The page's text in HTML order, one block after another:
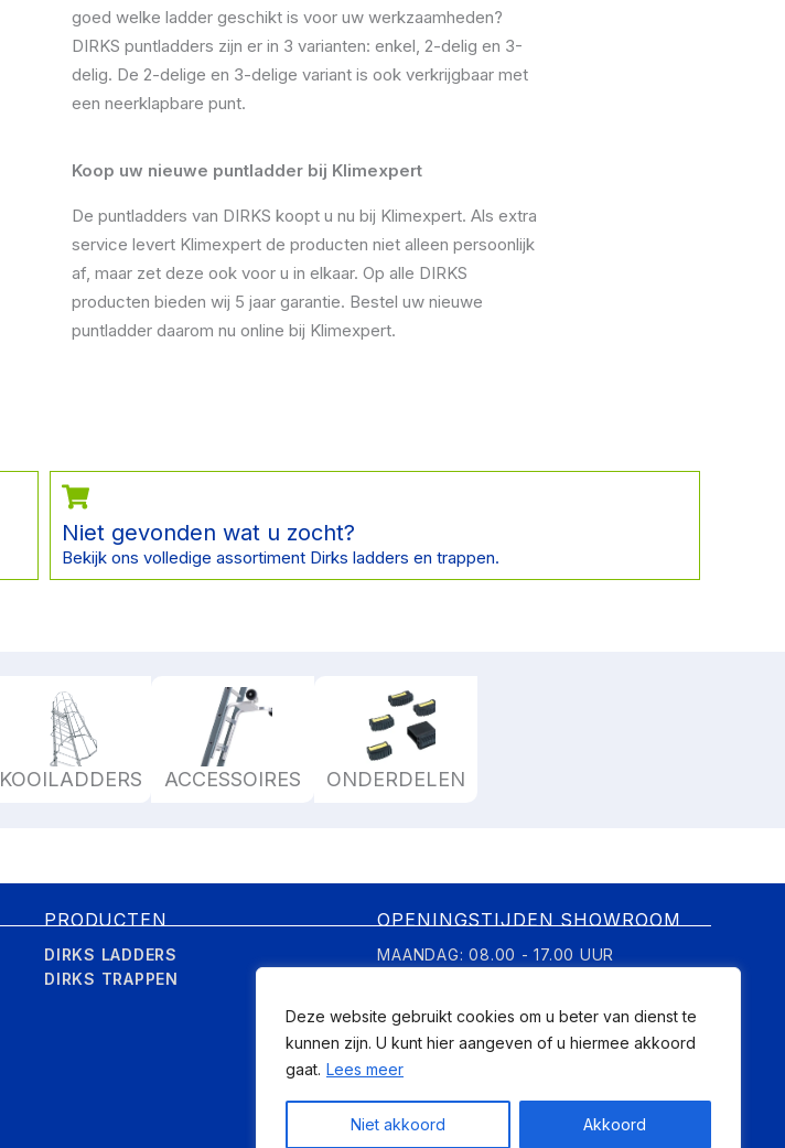
Deze website gebruikt cookies om u beter van dienst te
kunnen zijn. U kunt hier aangeven of u hiermee akkoord
gaat. Lees meer
Niet akkoord Akkoord
goed welke ladder geschikt is voor uw werkzaamheden?
DIRKS puntladders zijn er in 3 varianten: enkel, 2-delig en 3-
delig. De 2-delige en 3-delige variant is ook verkrijgbaar met
een neerklapbare punt.
Koop uw nieuwe puntladder bij Klimexpert
De puntladders van DIRKS koopt u nu bij Klimexpert. Als extra
service levert Klimexpert de producten niet alleen persoonlijk
af, maar zet deze ook voor u in elkaar. Op alle DIRKS
producten bieden wij 5 jaar garantie. Bestel uw nieuwe
puntladder daarom nu online bij Klimexpert.
Niet gevonden wat u zocht?
Bekijk ons volledige assortiment Dirks ladders en trappen.
KOOILADDERS ACCESSOIRES ONDERDELEN
PRODUCTEN
DIRKS LADDERS
DIRKS TRAPPEN
OPENINGSTIJDEN SHOWROOM
MAANDAG: 08.00 - 17.00 UUR
WOENSDAG: OP AFSPRAAK
AFSPRAAK